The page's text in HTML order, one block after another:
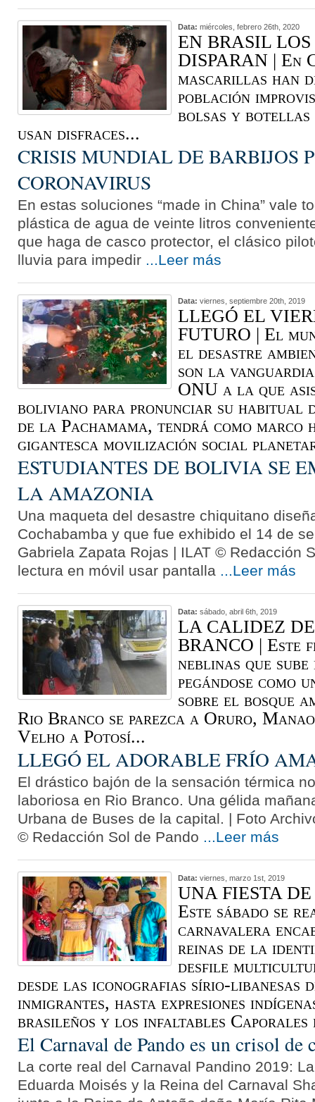
Data: miércoles, febrero 26th, 2020
EN BRASIL LOS
DISPARAN | En
mascarillas han
población
bolsas y
usan disfraces...
CRISIS MUNDIAL DE BARBIJOS
CORONAVIRUS
En estas soluciones “made in China” vale
plástica de agua de veinte litros
que haga de casco protector, el clásico
lluvia para impedir ...Leer más
Data: viernes, septiembre 20th, 2019
LLEGÓ EL
FUTURO | El
el desastre
son la
ONU a la que
boliviano para pronunciar su habitual
de la Pachamama, tendrá como marco
gigantesca movilización social
ESTUDIANTES DE BOLIVIA SE
LA AMAZONIA
Una maqueta del desastre chiquitano
Cochabamba y que fue exhibido el 14 de
Gabriela Zapata Rojas | ILAT © Redacción
lectura en móvil usar pantalla ...Leer más
Data: sábado, abril 6th, 2019
LA CALIDEZ
BRANCO | Este
neblinas que
pegándose como
sobre el bosque
Rio Branco se parezca a Oruro,
Velho a Potosí...
LLEGÓ EL ADORABLE FRÍO
El drástico bajón de la sensación térmica
laboriosa en Rio Branco. Una gélida
Urbana de Buses de la capital. | Foto
© Redacción Sol de Pando ...Leer más
Data: viernes, marzo 1st, 2019
UNA FIESTA
Este sábado se
carnavalera
reinas de la
desfile
desde las iconografias sírio-libanesas
inmigrantes, hasta expresiones
brasileños y los infaltables Caporales
El Carnaval de Pando es un crisol de
La corte real del Carnaval Pandino 2019:
Eduarda Moisés y la Reina del Carnaval